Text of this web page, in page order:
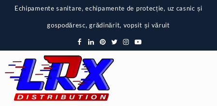
Echipamente sanitare, echipamente de protecție, uz casnic și
gospodăresc, grădinărit, vopsit și văruit